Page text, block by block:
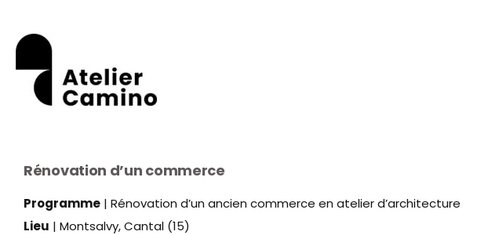
contenu
Rénovation d’un commerce
Programme | Rénovation d’un ancien commerce en atelier d’architecture
Lieu | Montsalvy, Cantal (15)
l’article